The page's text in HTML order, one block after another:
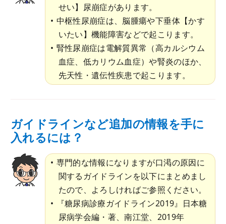
せい】尿崩症があります。
中枢性尿崩症は、脳腫瘍や下垂体【かす
いたい】機能障害などで起こります。
腎性尿崩症は電解質異常（高カルシウム
血症、低カリウム血症）や腎炎のほか、
先天性・遺伝性疾患で起こります。
ガイドラインなど追加の情報を手に
入れるには？
専門的な情報になりますが口渇の原因に
関するガイドラインを以下にまとめまし
たので、よろしければご参照ください。
『糖尿病診療ガイドライン2019』日本糖
尿病学会編・著、南江堂、2019年